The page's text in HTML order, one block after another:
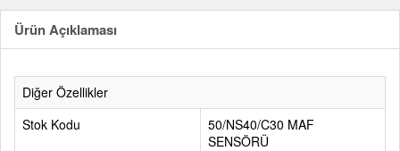
Ürün Açıklaması
Diğer Özellikler
Stok Kodu
50/NS40/C30 MAF
SENSÖRÜ